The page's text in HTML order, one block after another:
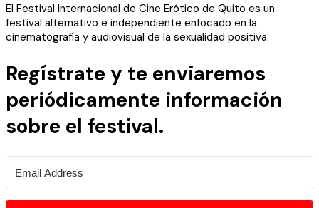
El Festival Internacional de Cine Erótico de Quito es un
festival alternativo e independiente enfocado en la
cinematografía y audiovisual de la sexualidad positiva.
Regístrate y te enviaremos
periódicamente información
sobre el festival.